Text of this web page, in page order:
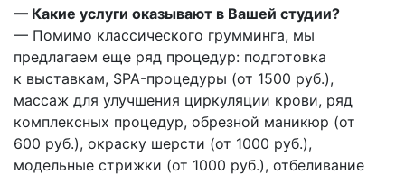
— Какие услуги оказывают в Вашей студии?
— Помимо классического грумминга, мы
предлагаем еще ряд процедур: подготовка
к выставкам, SPA-процедуры (от 1500 руб.),
массаж для улучшения циркуляции крови, ряд
комплексных процедур, обрезной маникюр (от
600 руб.), окраску шерсти (от 1000 руб.),
модельные стрижки (от 1000 руб.), отбеливание